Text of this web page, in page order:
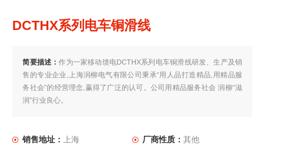
DCTHX系列电车铜滑线
简要描述：作为一家移动馈电DCTHX系列电车铜滑线研发、生产及销
售的专业企业,上海润柳电气有限公司秉承“用人品打造精品,用精品服
务社会"的经营理念,赢得了广泛的认可。公司用精品服务社会 润柳“滋
润"行业良心。
销售地址： 上海 厂商性质：其他